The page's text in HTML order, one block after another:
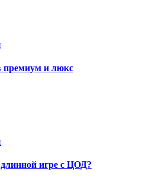
премиум и люкс
игре с ЦОД?